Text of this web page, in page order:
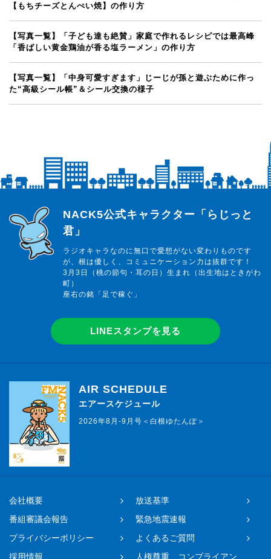
【もちチーズとんぺい焼】の作り方
【写真一覧】「子ども達も絶賛」家庭で作れるレシピでは最高峰
「香ばしい黄金鶏油が香る塩ラーメン」の作り方
【写真一覧】「中身可愛すぎます」じーじが孫と遊ぶために作っ
た“高級シール帳”＆シール交換の様子
らじっと君
NACK5公式キャラクター「らじっと
君」
ラジオキャラなのに無口で愛想がない変わりものです
が、根は優しく、コミュニケーション力は抜群です！
3月3日（桃の節句・耳の日）生まれ（出生地はときがわ
町）
座右の銘「足で稼ぐ」
LINEスタンプを見る
AIR SCHEDULE
エアースケジュール
2026年8月-9月号＜白根ゆたんぽ＞
会社概要
放送基準
番組審議会報告
緊急地震速報
プライバシーポリシー
よくあるご質問
採用情報
人権尊重、コンプライアン